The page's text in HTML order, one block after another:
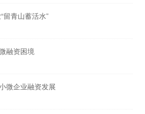
留青山蓄活水”
融资困境
微企业融资发展